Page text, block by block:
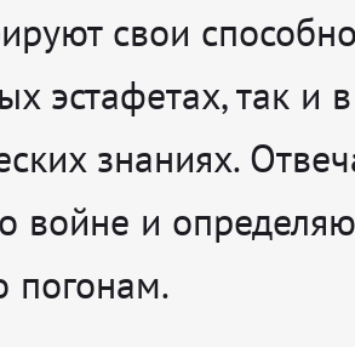
свои
эстафетах, так и в
знаниях.
войне и
погонам.